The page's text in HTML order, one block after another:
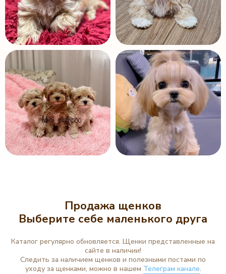
Продажа щенков
Выберите себе маленького друга
Каталог регулярно обновляется. Щенки представленные на
сайте в наличии!
Следить за наличием щенков и полезными постами по
уходу за щенками, можно в нашем Телеграм канале.